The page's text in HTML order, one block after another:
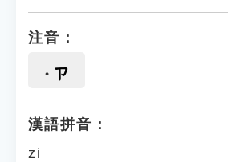
注音：
ㄗ
漢語拼音：
zi